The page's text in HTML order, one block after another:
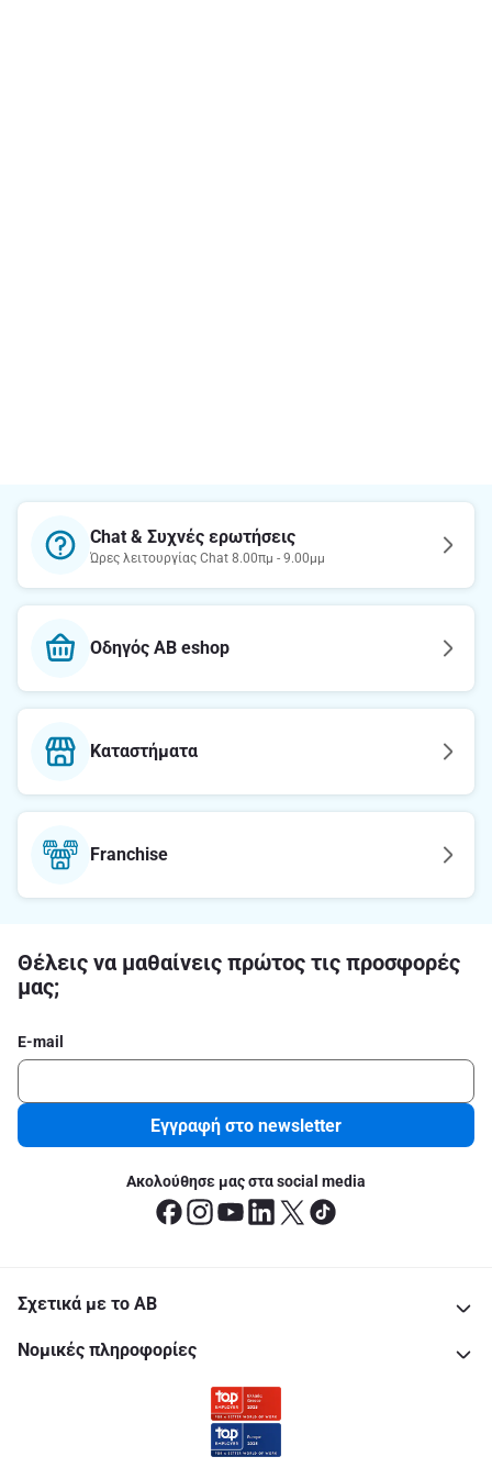
Chat & Συχνές ερωτήσεις
Ώρες λειτουργίας Chat 8.00πμ - 9.00μμ
Οδηγός AB eshop
Καταστήματα
Franchise
Θέλεις να μαθαίνεις πρώτος τις προσφορές
μας;
E-mail
Εγγραφή στο newsletter
Ακολούθησε μας στα social media
Σχετικά με το ΑΒ
Νομικές πληροφορίες